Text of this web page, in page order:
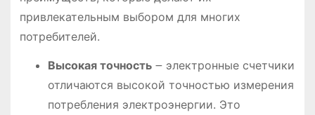
привлекательным выбором для многих
потребителей.
Высокая точность౼ электронные счетчики
отличаются высокой точностью измерения
потребления электроэнергии. Это